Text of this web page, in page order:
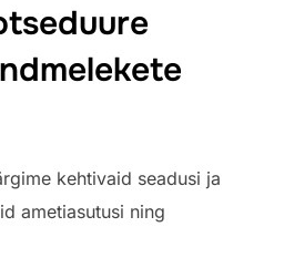
kehtivaid seadusi ja
ametiasutusi ning